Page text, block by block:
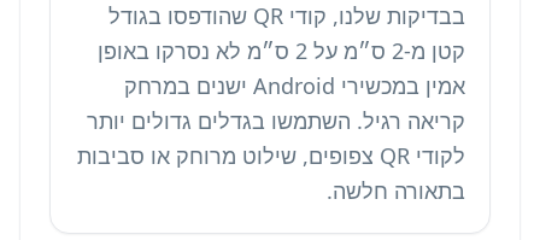
בבדיקות שלנו, קודי QR שהודפסו בגודל
קטן מ-2 ס״מ על 2 ס״מ לא נסרקו באופן
אמין במכשירי Android ישנים במרחק
קריאה רגיל. השתמשו בגדלים גדולים יותר
לקודי QR צפופים, שילוט מרוחק או סביבות
בתאורה חלשה.